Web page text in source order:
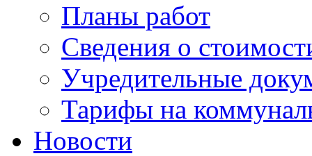
Планы работ
Сведения о
Учредительные
Тарифы на
Новости